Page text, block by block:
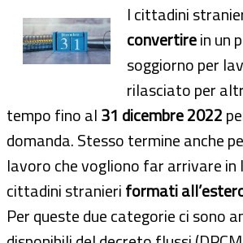
I cittadini
convertirein un
soggiorno per
rilasciato per
tempo fino al31 dicembre 2022
domanda. Stesso termine anche
lavoro che vogliono far arrivare in
cittadini stranieriformati
Per queste due categorie ci sono